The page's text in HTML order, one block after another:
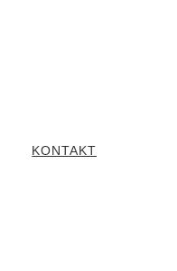
KONTAKT